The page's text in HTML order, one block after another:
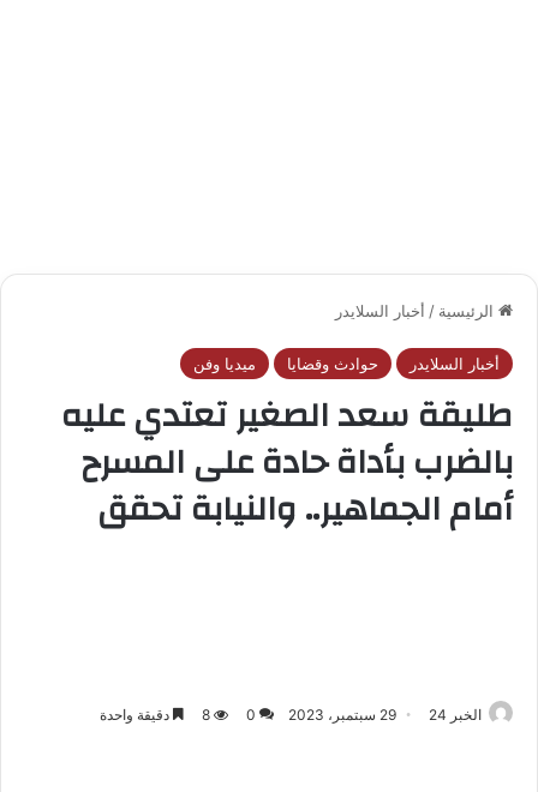
الرئيسية / أخبار السلايدر
أخبار السلايدر حوادث وقضايا ميديا وفن
طليقة سعد الصغير تعتدي عليه
بالضرب بأداة حادة على المسرح
أمام الجماهير.. والنيابة تحقق
الخبر 24 29 سبتمبر، 2023 0
8 دقيقة واحدة